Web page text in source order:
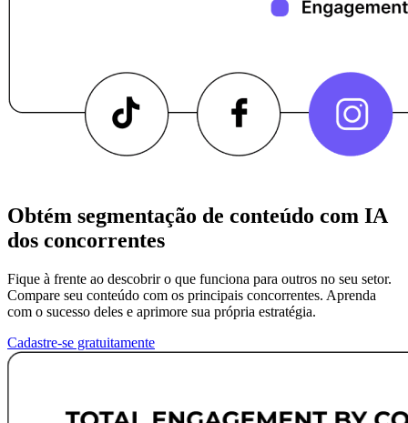
Obtém segmentação de conteúdo com IA
dos concorrentes
Fique à frente ao descobrir o que funciona para outros no seu setor.
Compare seu conteúdo com os principais concorrentes. Aprenda
com o sucesso deles e aprimore sua própria estratégia.
Cadastre-se gratuitamente